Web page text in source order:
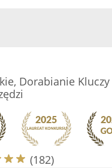
Dorabianie
(182)